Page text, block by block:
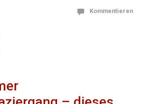
Kommentieren